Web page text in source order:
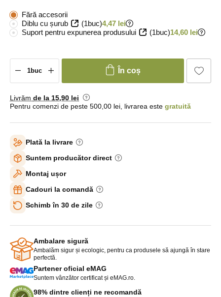
Fără accesorii
Diblu cu șurub
(1buc)4,47 lei
Suport pentru expunerea produsului
(1buc)14,60 lei
În coș
Livrăm de la 15,90 lei
Pentru comenzi de peste 500,00 lei, livrarea este gratuită
Plată la livrare
Suntem producător direct
Montaj ușor
Cadouri la comandă
Schimb în 30 de zile
Ambalare sigură
Ambalăm sigur și ecologic, pentru ca produsele să ajungă în stare
perfectă.
Partener oficial eMAG
Suntem vânzător certificat și eMAG.ro.
98% dintre clienți ne recomandă